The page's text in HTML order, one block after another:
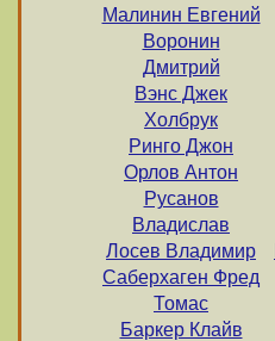
Малинин Евгений
Воронин
Дмитрий
Вэнс Джек
Холбрук
Ринго Джон
Орлов Антон
Русанов
Владислав
Лосев Владимир
Саберхаген Фред
Томас
Баркер Клайв